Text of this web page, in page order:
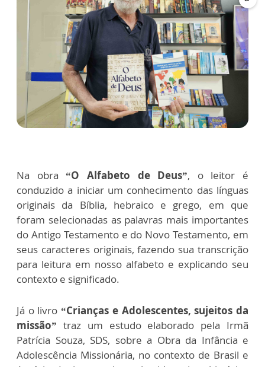
Na obra“O Alfabeto de Deus”, o leitor é
conduzido a iniciar um conhecimento das línguas
originais da Bíblia, hebraico e grego, em que
foram selecionadas as palavras mais importantes
do Antigo Testamento e do Novo Testamento, em
seus caracteres originais, fazendo sua transcrição
para leitura em nosso alfabeto e explicando seu
contexto e significado.
Já o livro “Crianças e Adolescentes, sujeitos da
missão” traz um estudo elaborado pela Irmã
Patrícia Souza, SDS, sobre a Obra da Infância e
Adolescência Missionária, no contexto de Brasil e